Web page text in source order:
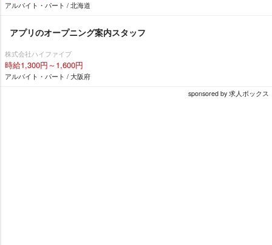
アルバイト・パート / 北海道
アプリのオープニング案内スタッフ
株式会社ハイファイブ
時給1,300円～1,600円
アルバイト・パート / 大阪府
sponsored by 求人ボックス